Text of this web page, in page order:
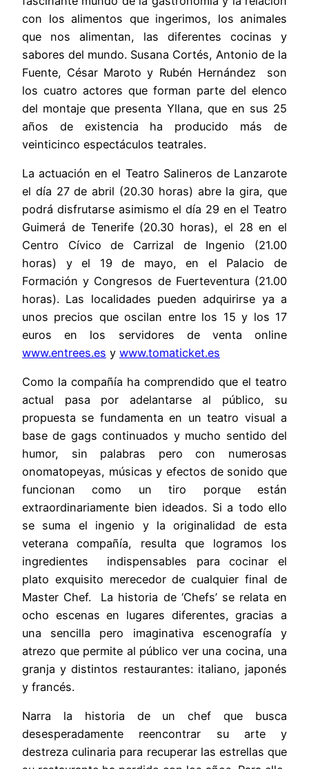
con los alimentos que ingerimos, los animales
que nos alimentan, las diferentes cocinas y
sabores del mundo. Susana Cortés, Antonio de la
Fuente, César Maroto y Rubén Hernández son
los cuatro actores que forman parte del elenco
del montaje que presenta Yllana, que en sus 25
años de existencia ha producido más de
veinticinco espectáculos teatrales.
La actuación en el Teatro Salineros de Lanzarote
el día 27 de abril (20.30 horas) abre la gira, que
podrá disfrutarse asimismo el día 29 en el Teatro
Guimerá de Tenerife (20.30 horas), el 28 en el
Centro Cívico de Carrizal de Ingenio (21.00
horas) y el 19 de mayo, en el Palacio de
Formación y Congresos de Fuerteventura (21.00
horas). Las localidades pueden adquirirse ya a
unos precios que oscilan entre los 15 y los 17
euros en los servidores de venta online
www.entrees.es y www.tomaticket.es
Como la compañía ha comprendido que el teatro
actual pasa por adelantarse al público, su
propuesta se fundamenta en un teatro visual a
base de gags continuados y mucho sentido del
humor, sin palabras pero con numerosas
onomatopeyas, músicas y efectos de sonido que
funcionan como un tiro porque están
extraordinariamente bien ideados. Si a todo ello
se suma el ingenio y la originalidad de esta
veterana compañía, resulta que logramos los
ingredientes indispensables para cocinar el
plato exquisito merecedor de cualquier final de
Master Chef. La historia de ‘Chefs’ se relata en
ocho escenas en lugares diferentes, gracias a
una sencilla pero imaginativa escenografía y
atrezo que permite al público ver una cocina, una
granja y distintos restaurantes: italiano, japonés
y francés.
Narra la historia de un chef que busca
desesperadamente reencontrar su arte y
destreza culinaria para recuperar las estrellas que